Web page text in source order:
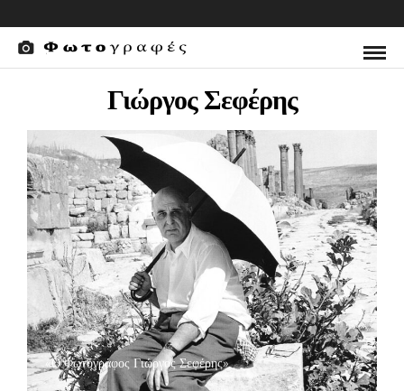
Γιώργος Σεφέρης
«Ο Φωτογράφος Γιώργος Σεφέρης»